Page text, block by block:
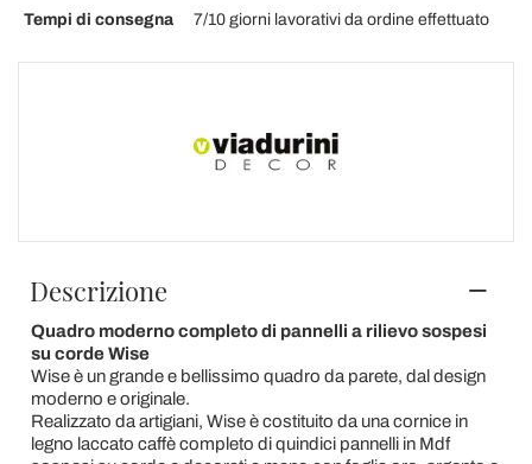
Tempi di consegna
7/10 giorni lavorativi da ordine effettuato
Descrizione
Quadro moderno completo di pannelli a rilievo sospesi
su corde Wise
Wise è un grande e bellissimo quadro da parete, dal design
moderno e originale.
Realizzato da artigiani, Wise è costituito da una cornice in
legno laccato caffè completo di quindici pannelli in Mdf